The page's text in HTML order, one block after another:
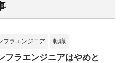
フラエンジニア 転職
フラエンジニアはやめと